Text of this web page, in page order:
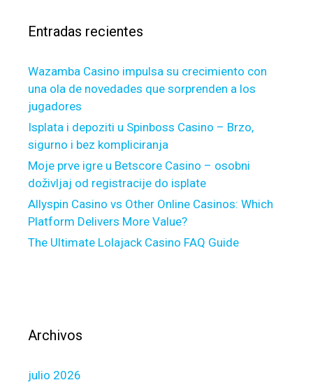
d
d
e
m
a
y
r
a
g
r
a
a
r
:Entradas recientes
Wazamba Casino impulsa su crecimiento con
una ola de novedades que sorprenden a los
jugadores
Isplata i depoziti u Spinboss Casino – Brzo,
sigurno i bez kompliciranja
Moje prve igre u Betscore Casino – osobni
doživljaj od registracije do isplate
Allyspin Casino vs Other Online Casinos: Which
Platform Delivers More Value?
The Ultimate Lolajack Casino FAQ Guide
Archivos
julio 2026